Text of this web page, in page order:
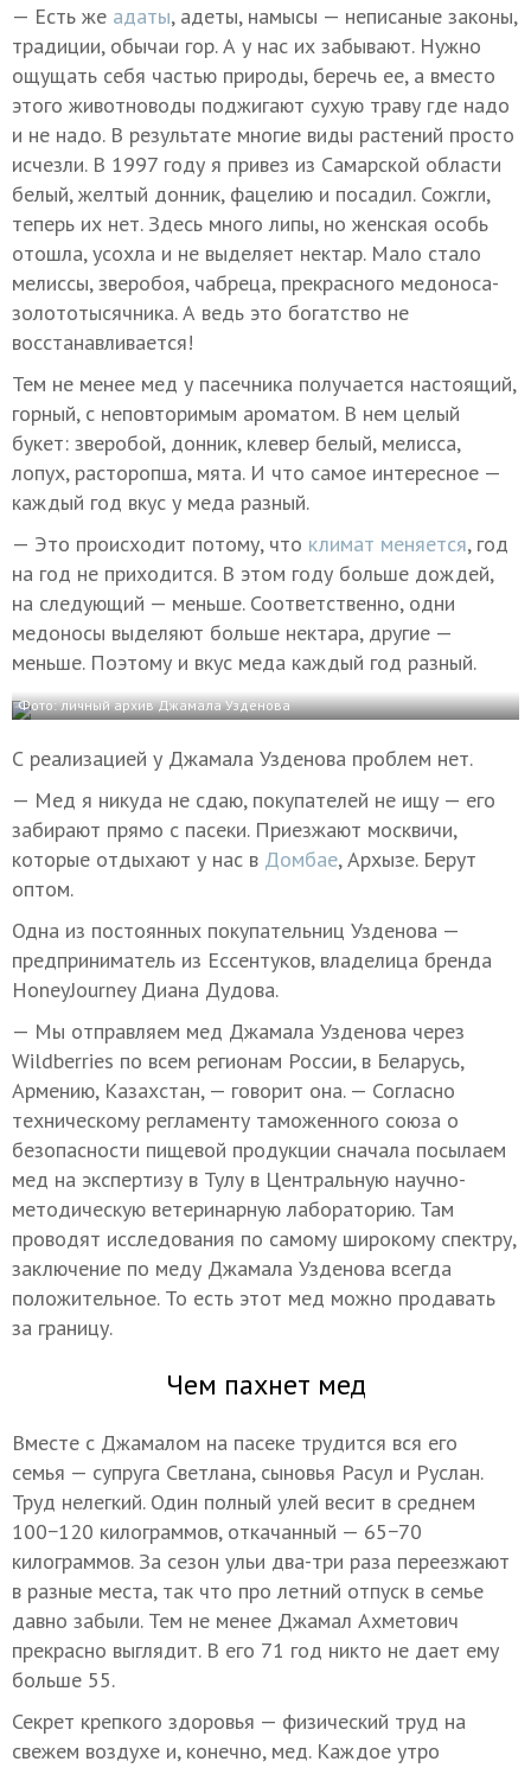
— Есть же адаты, адеты, намысы — неписаные законы,
традиции, обычаи гор. А у нас их забывают. Нужно
ощущать себя частью природы, беречь ее, а вместо
этого животноводы поджигают сухую траву где надо
и не надо. В результате многие виды растений просто
исчезли. В 1997 году я привез из Самарской области
белый, желтый донник, фацелию и посадил. Сожгли,
теперь их нет. Здесь много липы, но женская особь
отошла, усохла и не выделяет нектар. Мало стало
мелиссы, зверобоя, чабреца, прекрасного медоноса-
золототысячника. А ведь это богатство не
восстанавливается!
Тем не менее мед у пасечника получается настоящий,
горный, с неповторимым ароматом. В нем целый
букет: зверобой, донник, клевер белый, мелисса,
лопух, расторопша, мята. И что самое интересное —
каждый год вкус у меда разный.
— Это происходит потому, что климат меняется, год
на год не приходится. В этом году больше дождей,
на следующий — меньше. Соответственно, одни
медоносы выделяют больше нектара, другие —
меньше. Поэтому и вкус меда каждый год разный.
Фото:личный архив Джамала Узденова
С реализацией у Джамала Узденова проблем нет.
— Мед я никуда не сдаю, покупателей не ищу — его
забирают прямо с пасеки. Приезжают москвичи,
которые отдыхают у нас в Домбае, Архызе. Берут
оптом.
Одна из постоянных покупательниц Узденова —
предприниматель из Ессентуков, владелица бренда
HoneyJourney Диана Дудова.
— Мы отправляем мед Джамала Узденова через
Wildberries по всем регионам России, в Беларусь,
Армению, Казахстан, — говорит она. — Согласно
техническому регламенту таможенного союза о
безопасности пищевой продукции сначала посылаем
мед на экспертизу в Тулу в Центральную научно-
методическую ветеринарную лабораторию. Там
проводят исследования по самому широкому спектру,
заключение по меду Джамала Узденова всегда
положительное. То есть этот мед можно продавать
за границу.
Чем пахнет мед
Вместе с Джамалом на пасеке трудится вся его
семья — супруга Светлана, сыновья Расул и Руслан.
Труд нелегкий. Один полный улей весит в среднем
100−120 килограммов, откачанный — 65−70
килограммов. За сезон ульи два-три раза переезжают
в разные места, так что про летний отпуск в семье
давно забыли. Тем не менее Джамал Ахметович
прекрасно выглядит. В его 71 год никто не дает ему
больше 55.
Секрет крепкого здоровья — физический труд на
свежем воздухе и, конечно, мед. Каждое утро